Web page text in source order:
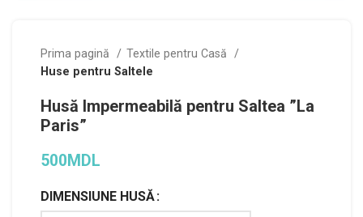
Prima pagină
Textile pentru Casă
Huse pentru Saltele
Husă Impermeabilă pentru Saltea ”La
Paris”
500MDL
DIMENSIUNE HUSĂ
Alternative: